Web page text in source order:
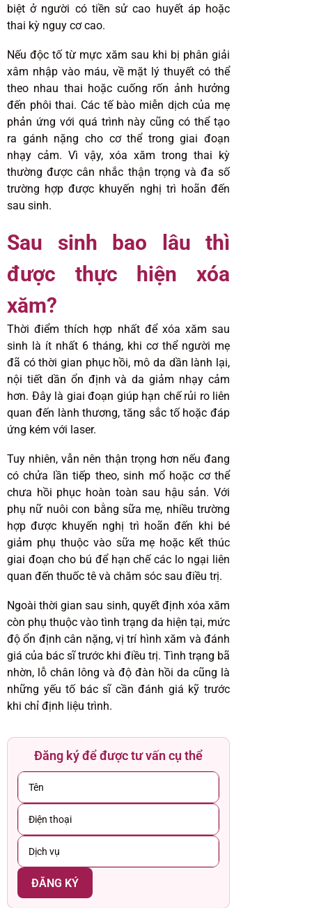
biệt ở người có tiền sử cao huyết áp hoặc
thai kỳ nguy cơ cao.
Nếu độc tố từ mực xăm sau khi bị phân giải
xâm nhập vào máu, về mặt lý thuyết có thể
theo nhau thai hoặc cuống rốn ảnh hưởng
đến phôi thai. Các tế bào miễn dịch của mẹ
phản ứng với quá trình này cũng có thể tạo
ra gánh nặng cho cơ thể trong giai đoạn
nhạy cảm. Vì vậy, xóa xăm trong thai kỳ
thường được cân nhắc thận trọng và đa số
trường hợp được khuyến nghị trì hoãn đến
sau sinh.
Sau sinh bao lâu thì
được thực hiện xóa
xăm?
Thời điểm thích hợp nhất để xóa xăm sau
sinh là ít nhất 6 tháng, khi cơ thể người mẹ
đã có thời gian phục hồi, mô da dần lành lại,
nội tiết dần ổn định và da giảm nhạy cảm
hơn. Đây là giai đoạn giúp hạn chế rủi ro liên
quan đến lành thương, tăng sắc tố hoặc đáp
ứng kém với laser.
Tuy nhiên, vẫn nên thận trọng hơn nếu đang
có chửa lần tiếp theo, sinh mổ hoặc cơ thể
chưa hồi phục hoàn toàn sau hậu sản. Với
phụ nữ nuôi con bằng sữa mẹ, nhiều trường
hợp được khuyến nghị trì hoãn đến khi bé
giảm phụ thuộc vào sữa mẹ hoặc kết thúc
giai đoạn cho bú để hạn chế các lo ngại liên
quan đến thuốc tê và chăm sóc sau điều trị.
Ngoài thời gian sau sinh, quyết định xóa xăm
còn phụ thuộc vào tình trạng da hiện tại, mức
độ ổn định cân nặng, vị trí hình xăm và đánh
giá của bác sĩ trước khi điều trị. Tình trạng bã
nhờn, lỗ chân lông và độ đàn hồi da cũng là
những yếu tố bác sĩ cần đánh giá kỹ trước
khi chỉ định liệu trình.
Đăng ký để được tư vấn cụ thể